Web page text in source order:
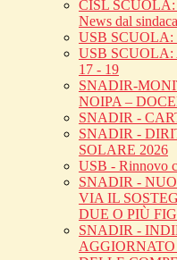
CISL SCUOLA:
News dal
USB SCUOLA:
USB SCUOLA:
17 - 19
SNADIR-
NOIPA –
SNADIR -
SNADIR -
SOLARE 2026
USB - Rinnovo
SNADIR -
VIA IL
DUE O PIÙ
SNADIR -